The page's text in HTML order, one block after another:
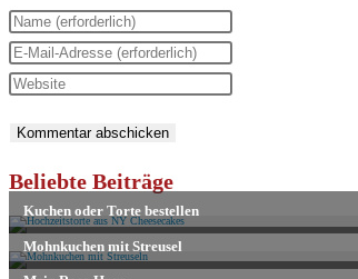
Gib
deinen
Namen
Benutzernamen
zum
Kommentieren
ein
Gib
deine
Mail-
Adresse
zum
Kommentieren
ein
Gib
Website-
URL
ein
(optional)
Beliebte Beiträge